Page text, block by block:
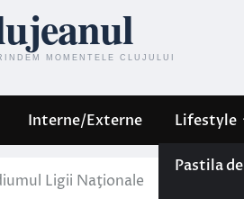
Interne/Externe Lifestyle
Pastila
Ligii Naţionale